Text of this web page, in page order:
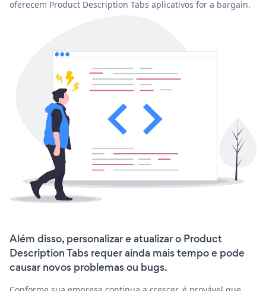
oferecem Product Description Tabs aplicativos for a bargain.
Além disso, personalizar e atualizar o Product
Description Tabs requer ainda mais tempo e pode
causar novos problemas ou bugs.